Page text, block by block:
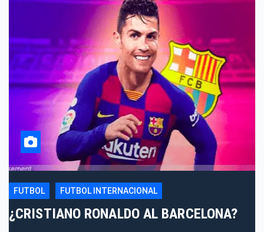
FUTBOL FUTBOL INTERNACIONAL
¿CRISTIANO RONALDO AL BARCELONA?